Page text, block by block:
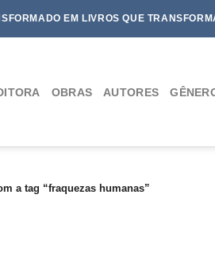
EM LIVROS QUE
OBRAS AUTORES
a tag “fraquezas humanas”